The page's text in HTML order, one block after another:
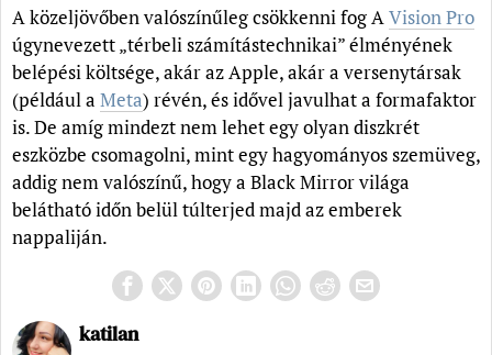
A közeljövőben valószínűleg csökkenni fog A Vision Pro
úgynevezett „térbeli számítástechnikai” élményének
belépési költsége, akár az Apple, akár a versenytársak
(például a Meta) révén, és idővel javulhat a formafaktor
is. De amíg mindezt nem lehet egy olyan diszkrét
eszközbe csomagolni, mint egy hagyományos szemüveg,
addig nem valószínű, hogy a Black Mirror világa
belátható időn belül túlterjed majd az emberek
nappaliján.
katilan